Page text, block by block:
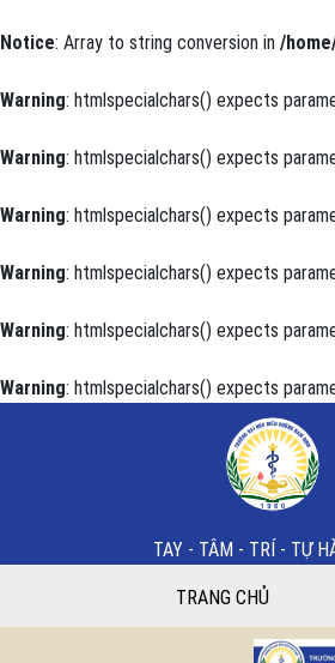
Notice: Array to string conversion in /
Warning: htmlspecialchars() expects
Warning: htmlspecialchars() expects
Warning: htmlspecialchars() expects
Warning: htmlspecialchars() expects
Warning: htmlspecialchars() expects
Warning: htmlspecialchars() expects
Thực trạng suy dinh
TAY - TÂM - TRÍ - TỰ
TRANG CHỦ